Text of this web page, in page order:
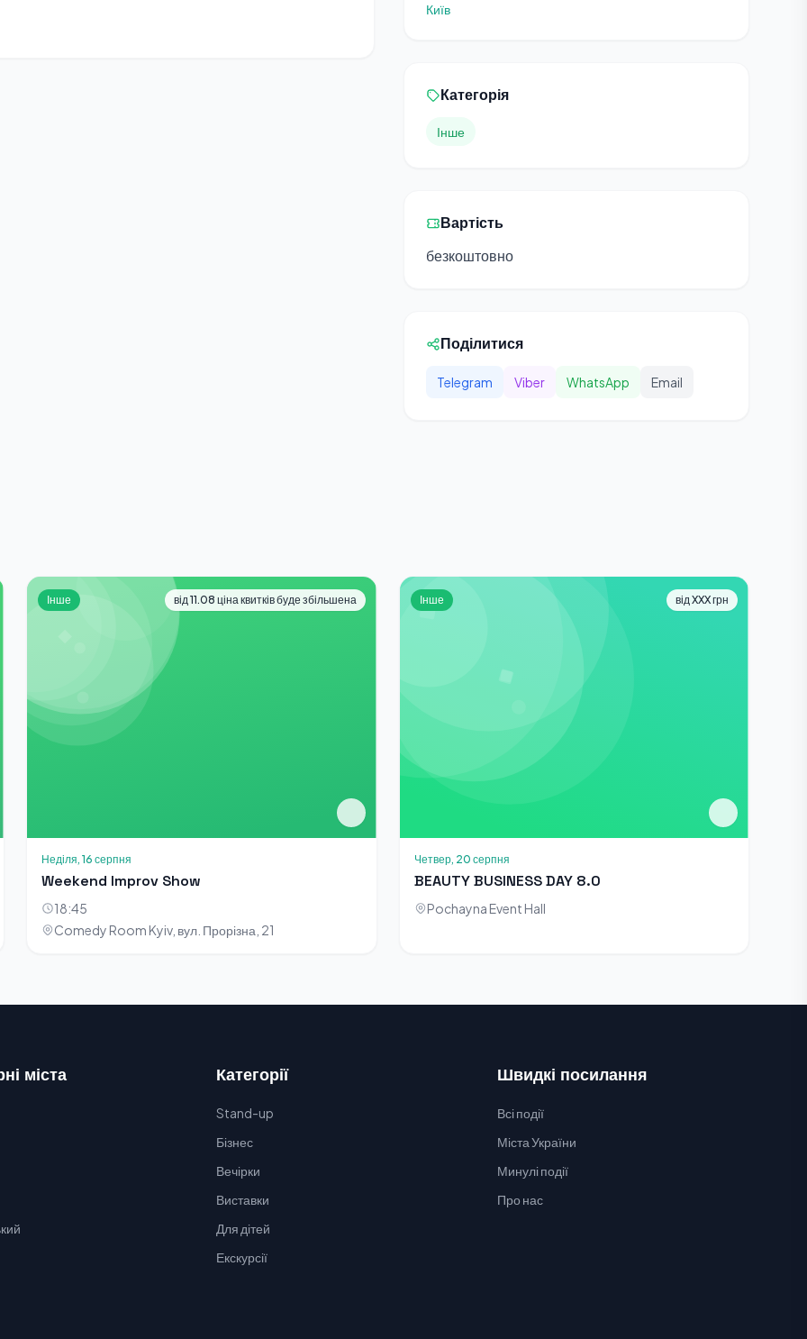
Київ
Категорія
Інше
Вартість
безкоштовно
Поділитися
Telegram Viber WhatsApp Email
Інше від 11.08 ціна квитків буде збільшена
Неділя, 16 серпня
Weekend Improv Show
18:45
Comedy Room Kyiv, вул. Прорізна, 21
Інше від XXX грн
Четвер, 20 серпня
BEAUTY BUSINESS DAY 8.0
Pochayna Event Hall
міста Категорії
Stand-up
Бізнес
Вечірки
Виставки
Для дітей
Екскурсії
Швидкі посилання
Всі події
Міста України
Минулі події
Про нас